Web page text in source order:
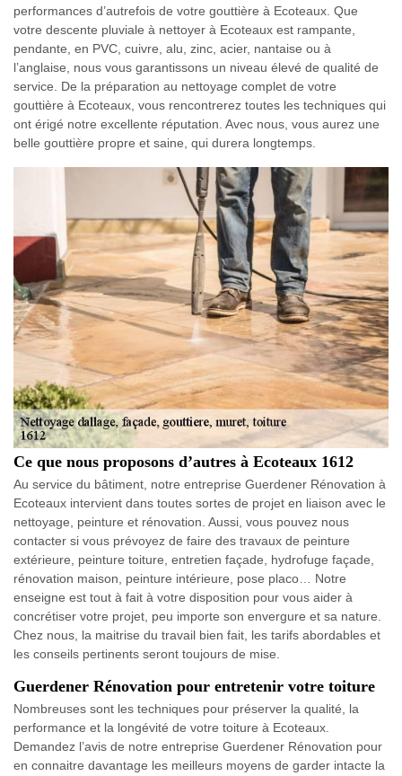
performances d’autrefois de votre gouttière à Ecoteaux. Que
votre descente pluviale à nettoyer à Ecoteaux est rampante,
pendante, en PVC, cuivre, alu, zinc, acier, nantaise ou à
l’anglaise, nous vous garantissons un niveau élevé de qualité de
service. De la préparation au nettoyage complet de votre
gouttière à Ecoteaux, vous rencontrerez toutes les techniques qui
ont érigé notre excellente réputation. Avec nous, vous aurez une
belle gouttière propre et saine, qui durera longtemps.
Ce que nous proposons d’autres à Ecoteaux 1612
Au service du bâtiment, notre entreprise Guerdener Rénovation à
Ecoteaux intervient dans toutes sortes de projet en liaison avec le
nettoyage, peinture et rénovation. Aussi, vous pouvez nous
contacter si vous prévoyez de faire des travaux de peinture
extérieure, peinture toiture, entretien façade, hydrofuge façade,
rénovation maison, peinture intérieure, pose placo… Notre
enseigne est tout à fait à votre disposition pour vous aider à
concrétiser votre projet, peu importe son envergure et sa nature.
Chez nous, la maitrise du travail bien fait, les tarifs abordables et
les conseils pertinents seront toujours de mise.
Guerdener Rénovation pour entretenir votre toiture
Nombreuses sont les techniques pour préserver la qualité, la
performance et la longévité de votre toiture à Ecoteaux.
Demandez l’avis de notre entreprise Guerdener Rénovation pour
en connaitre davantage les meilleurs moyens de garder intacte la